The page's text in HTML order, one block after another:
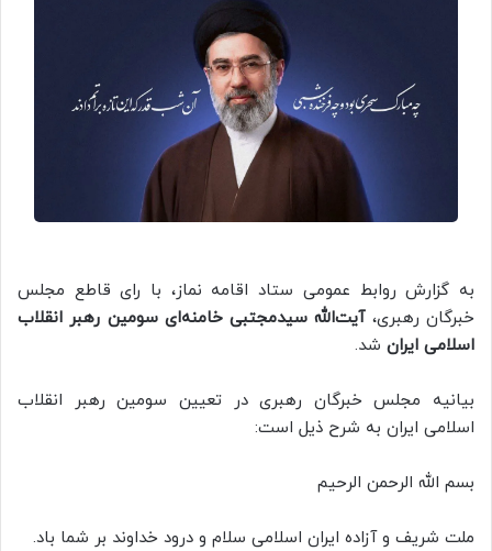
‌به گزارش روابط عمومی ستاد اقامه نماز، با رای قاطع مجلس
خبرگان رهبری،آیت‌الله سیدمجتبی خامنه‌ای سومین رهبر انقلاب
اسلامی ایران شد.
بیانیه مجلس خبرگان رهبری در تعیین سومین رهبر انقلاب
اسلامی ایران به شرح ذیل است:
بسم الله الرحمن الرحیم
ملت شریف و آزاده ایران اسلامی سلام و درود خداوند بر شما باد.